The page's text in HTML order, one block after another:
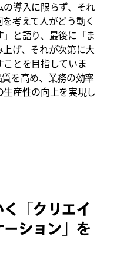
導入に限らず、それ
考えて人がどう動く
と語り、最後に「ま
げ、それが次第に大
とを目指していま
を高め、業務の効率
産性の向上を実現し
「クリエイ
ション」を